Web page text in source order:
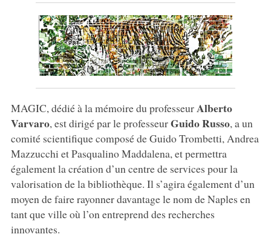
MAGIC, dédié à la mémoire du professeurAlberto
Varvaro, est dirigé par le professeurGuido Russo, a un
comité scientifique composé de Guido Trombetti, Andrea
Mazzucchi et Pasqualino Maddalena, et permettra
également la création d’un centre de services pour la
valorisation de la bibliothèque. Il s’agira également d’un
moyen de faire rayonner davantage le nom de Naples en
tant que ville où l’on entreprend des recherches
innovantes.